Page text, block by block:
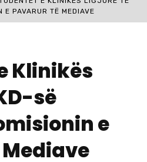
PAVARUR TË MEDIAVE
Klinikës
së
e